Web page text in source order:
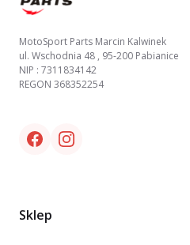
MotoSport Parts Marcin Kalwinek
ul. Wschodnia 48 , 95-200 Pabianice
NIP : 7311834142
REGON 368352254
Facebook link
Instagram link
Sklep